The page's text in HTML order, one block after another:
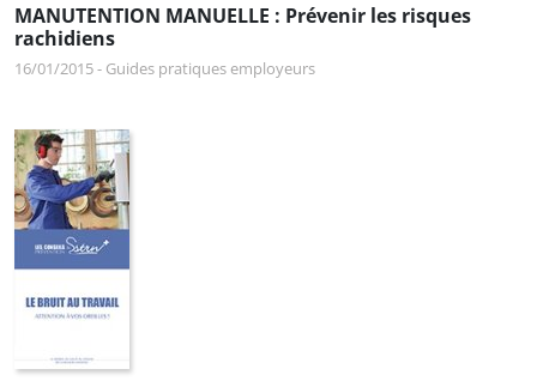
MANUTENTION MANUELLE : Prévenir les risques
rachidiens
16/01/2015- Guides pratiques employeurs